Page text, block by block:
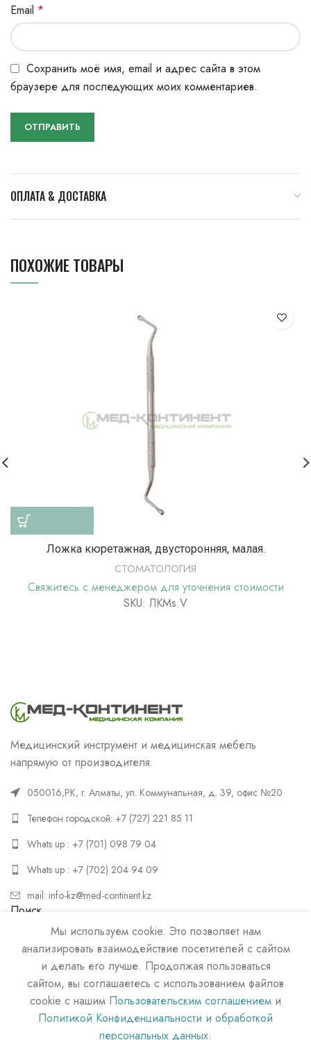
Email *
Сохранить моё имя, email и адрес сайта в этом
браузере для последующих моих комментариев.
ОПЛАТА & ДОСТАВКА
ПОХОЖИЕ ТОВАРЫ
Ложка кюретажная, двусторонняя, малая.
СТОМАТОЛОГИЯ
Свяжитесь с менеджером для уточнения стоимости
SKU: ЛКМs.V
Медицинский инструмент и медицинская мебель
напрямую от производителя.
050016,РК, г. Алматы, ул. Коммунальная, д. 39, офис №20
Телефон городской: +7 (727) 221 85 11
Whats up : +7 (701) 098 79 04
Whats up : +7 (702) 204 94 09
mail: info-kz@med-continent.kz
Поиск
ПОИСК
Мы используем cookie. Это позволяет нам
анализировать взаимодействие посетителей с сайтом
и делать его лучше. Продолжая пользоваться
сайтом, вы соглашаетесь с использованием файлов
cookie с нашим Пользовательским соглашением и
Политикой Конфиденциальности и обработкой
персональных данных.